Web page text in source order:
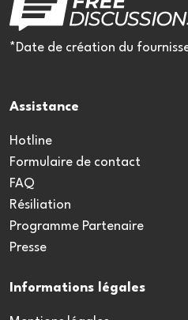
*Date de création du
Assistance
Hotline
Formulaire de contact
FAQ
Résiliation
Programme Partenaire
Presse
Informations légales